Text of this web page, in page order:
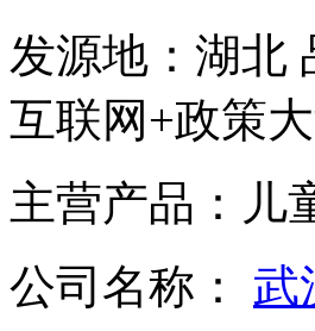
发源地： 湖北
互联网+政策
主营产品： 儿
公司名称： 武